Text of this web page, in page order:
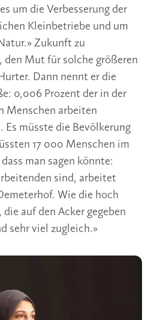
um die Verbesserung der
Kleinbetriebe und um
Zukunft zu
den Mut für solche größeren
Dann nennt er die
0,006 Prozent der in der
Menschen arbeiten
müsste die Bevölkerung
17 000 Menschen im
man sagen könnte:
sind, arbeitet
Wie die hoch
auf den Acker gegeben
sehr viel zugleich.»